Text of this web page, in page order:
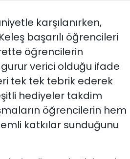
karşılanırken,
başarılı öğrencileri
öğrencilerin
verici olduğu ifade
tek tek tebrik ederek
hediyeler takdim
öğrencilerin hem
katkılar sunduğunu